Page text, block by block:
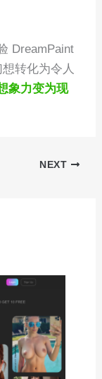
DreamPaint
转化为令人
象力变为现
NEXT